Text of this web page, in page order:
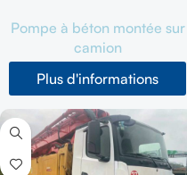
(66M) d'occasion 202303
Pompe à béton montée sur
camion
Plus d'informations